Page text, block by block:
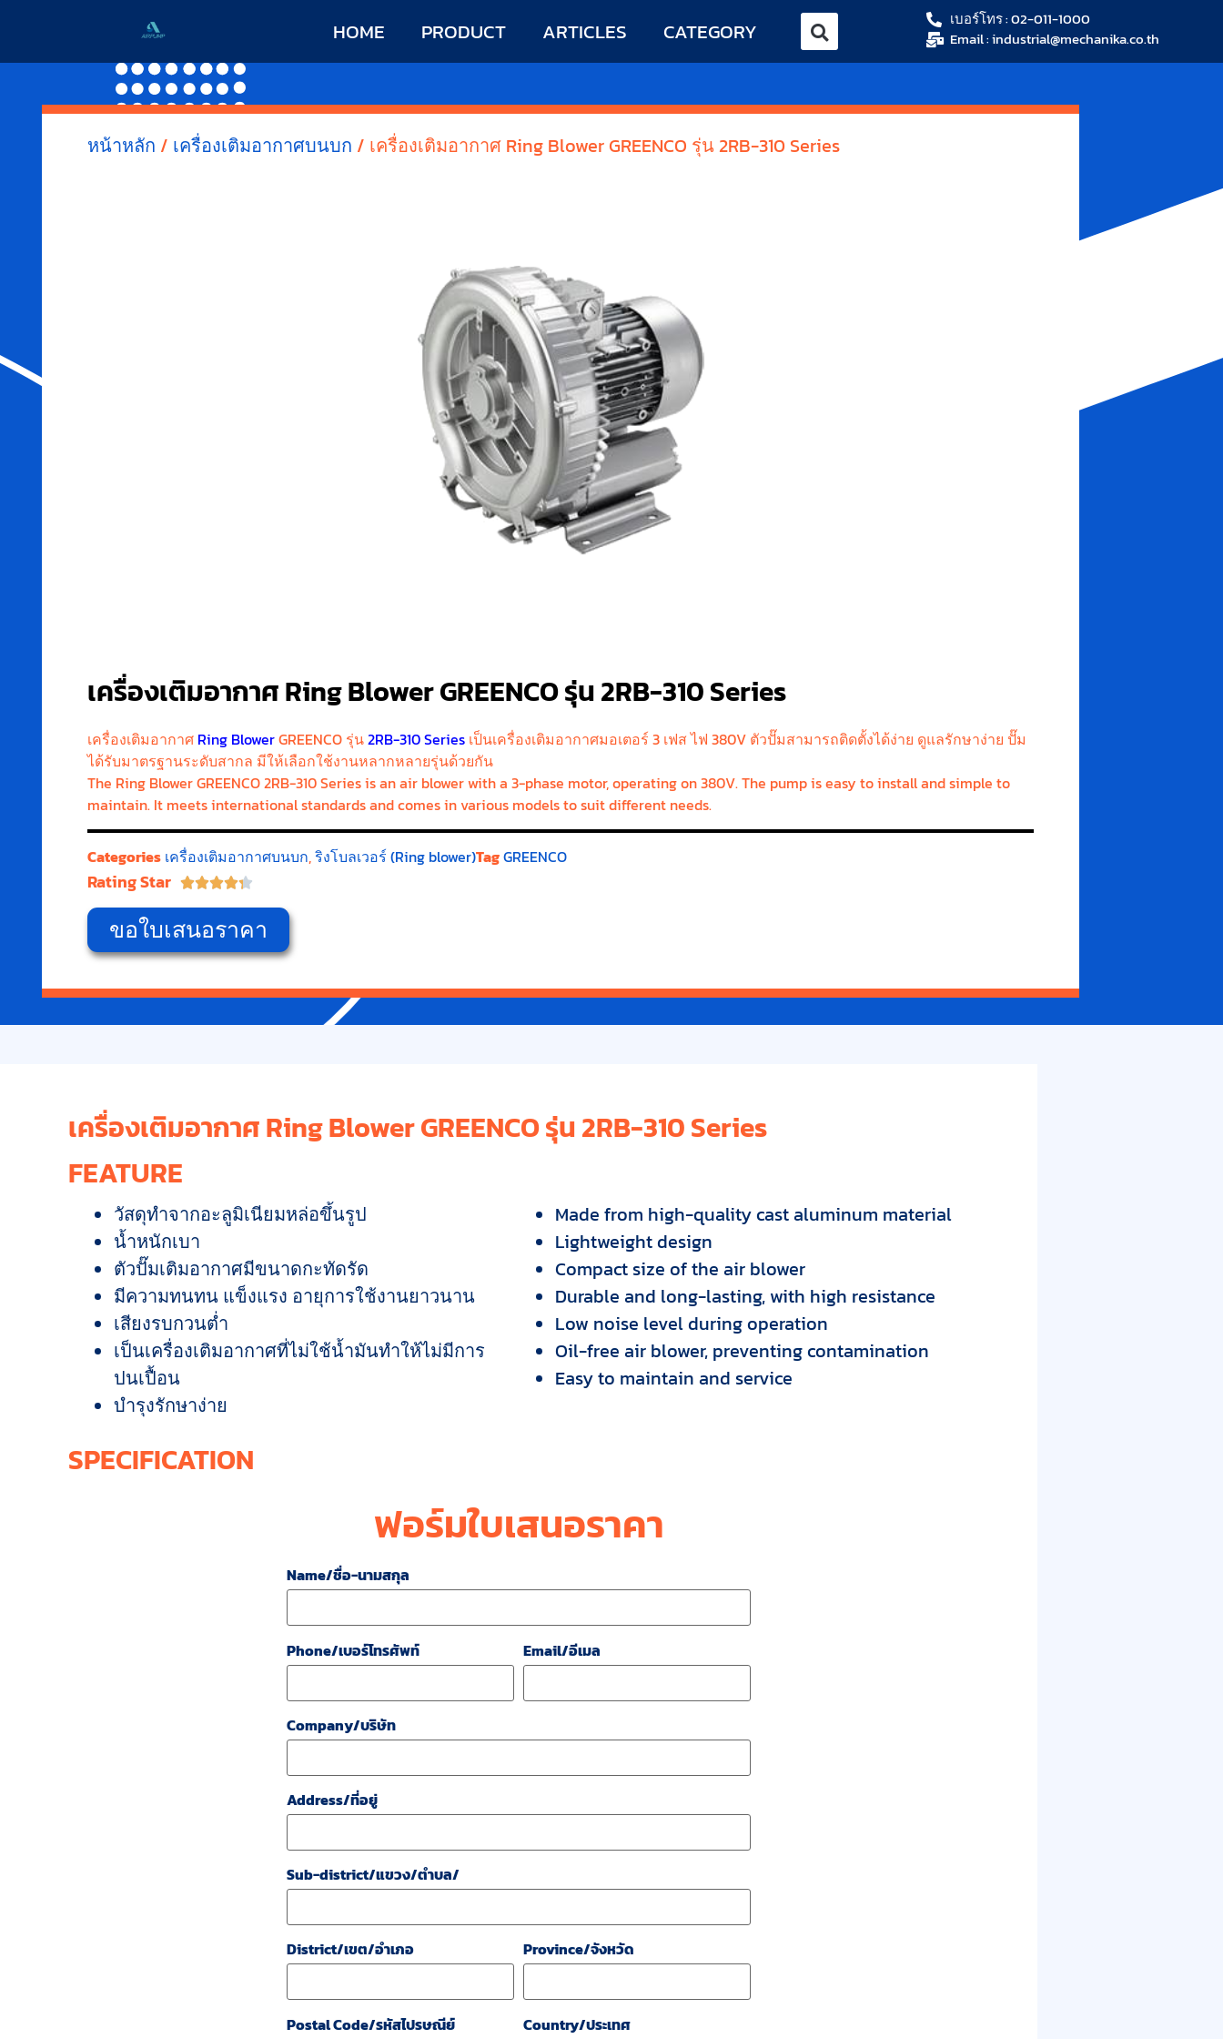
HOME PRODUCT ARTICLES CATEGORY
เบอร์โทร : 02-011-1000
Email : industrial@mechanika.co.th
หน้าหลัก / เครื่องเติมอากาศบนบก / เครื่องเติมอากาศ Ring Blower GREENCO รุ่น 2RB-310 Series
เครื่องเติมอากาศ Ring Blower GREENCO รุ่น 2RB-310 Series
เครื่องเติมอากาศ Ring BlowerGREENCO รุ่น2RB-310 Series เป็นเครื่องเติมอากาศมอเตอร์ 3 เฟส ไฟ 380V ตัวปั๊มสามารถติดตั้งได้ง่าย ดูแลรักษาง่าย ปั๊ม
ได้รับมาตรฐานระดับสากล มีให้เลือกใช้งานหลากหลายรุ่นด้วยกัน
The Ring Blower GREENCO 2RB-310 Series is an air blower with a 3-phase motor, operating on 380V. The pump is easy to install and simple to
maintain. It meets international standards and comes in various models to suit different needs.
Categories เครื่องเติมอากาศบนบก,ริงโบลเวอร์ (Ring blower)TagGREENCO
Rating Star 
ขอใบเสนอราคา
เครื่องเติมอากาศ Ring Blower GREENCO รุ่น 2RB-310 Series
FEATURE
วัสดุทำจากอะลูมิเนียมหล่อขึ้นรูป
น้ำหนักเบา
ตัวปั๊มเติมอากาศมีขนาดกะทัดรัด
มีความทนทน แข็งแรง อายุการใช้งานยาวนาน
เสียงรบกวนต่ำ
เป็นเครื่องเติมอากาศที่ไม่ใช้น้ำมันทำให้ไม่มีการ
ปนเปื้อน
บำรุงรักษาง่าย
Made from high-quality cast aluminum material
Lightweight design
Compact size of the air blower
Durable and long-lasting, with high resistance
Low noise level during operation
Oil-free air blower, preventing contamination
Easy to maintain and service
SPECIFICATION
ฟอร์มใบเสนอราคา
Name/ชื่อ-นามสกุล
Phone/เบอร์โทรศัพท์ Email/อีเมล
Company/บริษัท
Address/ที่อยู่
Sub-district/แขวง/ตำบล/
District/เขต/อำเภอ Province/จังหวัด
Postal Code/รหัสไปรษณีย์ Country/ประเทศ